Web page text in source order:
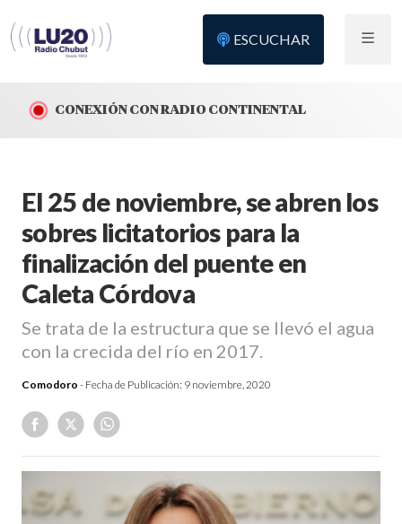
ESCUCHAR
CONEXIÓN CON RADIO CONTINENTAL
El 25 de noviembre, se abren los
sobres licitatorios para la
finalización del puente en
Caleta Córdova
Se trata de la estructura que se llevó el agua
con la crecida del río en 2017.
Comodoro - Fecha de Publicación: 9 noviembre, 2020